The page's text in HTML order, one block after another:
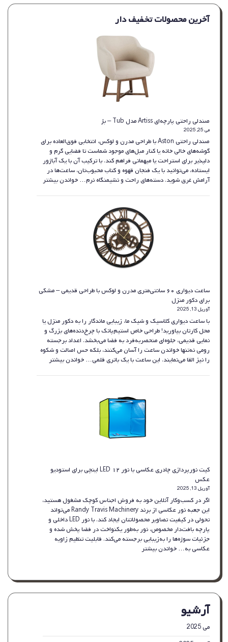
آخرین محصولات تخفیف دار
صندلی راحتی پارچه‌ای Artiss مدل Tub – بژ
می 25, 2025
صندلی راحتی Aston با طراحی مدرن و لوکس، انتخابی فوق‌العاده برای
گوشه‌های خالی خانه یا کنار مبل‌های موجود شماست تا فضایی گرم و
دلپذیر برای استراحت یا میهمانی فراهم کند. با ترکیب آن با یک آباژور
ایستاده، می‌توانید با یک فنجان قهوه و کتاب محبوب‌تان، ساعت‌ها در
آرامش غرق شوید. دسته‌های راحت و نشیمنگاه نرم… خواندن بیشتر
راحتی
ساعت دیواری ۶۰ سانتی‌متری مدرن و لوکس با طراحی قدیمی – مشکی
برای دکور منزل
آوریل 13, 2025
با ساعت دیواری کلاسیک و شیک ما، زیبایی ماندگار را به دکور منزل یا
محل کارتان بیاورید! طراحی خاص استیم‌پانک با چرخ‌دنده‌های بزرگ و
نمایی قدیمی، جلوه‌ای منحصربه‌فرد به فضا می‌بخشد. اعداد برجسته
رومی نه‌تنها خواندن ساعت را آسان می‌کنند، بلکه حس اصالت و شکوه
را نیز القا می‌نمایند. این ساعت با یک باتری قلمی… خواندن بیشتر
دیواری
منزل
کیت نورپردازی چادری عکاسی با نور LED ۱۲ اینچی برای استودیو
عکس
آوریل 13, 2025
اگر در کسب‌وکار آنلاین خود به فروش اجناس کوچک مشغول هستید،
این جعبه نور عکاسی از برند Randy Travis Machinery می‌تواند
تحولی در کیفیت تصاویر محصولاتتان ایجاد کند. با نور LED داخلی و
پارچه بافت‌دار مخصوص، نور به‌طور یکنواخت در فضا پخش شده و
جزئیات سوژه‌ها را به‌زیبایی برجسته می‌کند. قابلیت تنظیم زاویه
عکاسی به… خواندن بیشتر
با
اینچی
آرشیو
می 2025